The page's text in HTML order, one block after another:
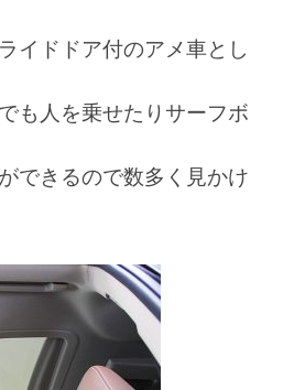
イドドア付のアメ車とし
も人を乗せたりサーフボ
できるので数多く見かけ